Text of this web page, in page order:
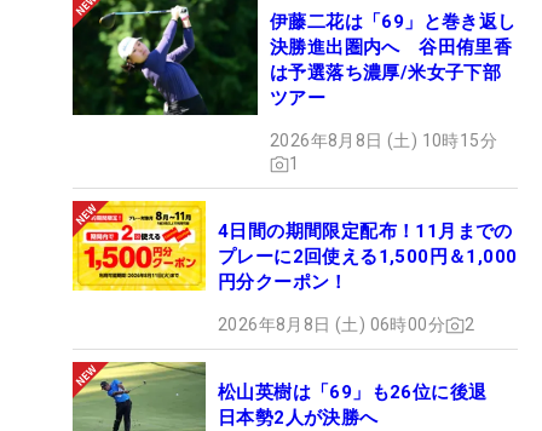
伊藤二花は「69」と巻き返し
決勝進出圏内へ 谷田侑里香
は予選落ち濃厚/米女子下部
ツアー
2026年8月8日 (土) 10時15分
1
4日間の期間限定配布！11月までの
プレーに2回使える1,500円＆1,000
円分クーポン！
2026年8月8日 (土) 06時00分 2
松山英樹は「69」も26位に後退
日本勢2人が決勝へ